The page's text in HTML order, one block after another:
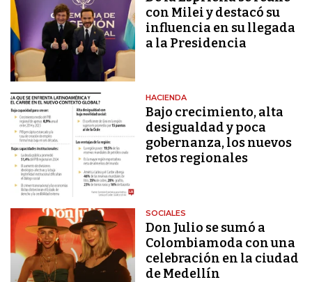
con Milei y destacó su
influencia en su llegada
a la Presidencia
HACIENDA
Bajo crecimiento, alta
desigualdad y poca
gobernanza, los nuevos
retos regionales
SOCIALES
Don Julio se sumó a
Colombiamoda con una
celebración en la ciudad
de Medellín